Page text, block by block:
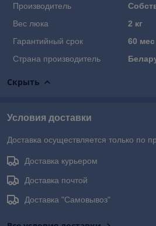
Производитель
Вес люка
2 кг
Гарантийный срок
60 мес
Страна производитель
Скрыть
Условия доставки
Доставка осуществляется только по
Доставка курьером
Доставка почтой
Доставка "Самовывоз"